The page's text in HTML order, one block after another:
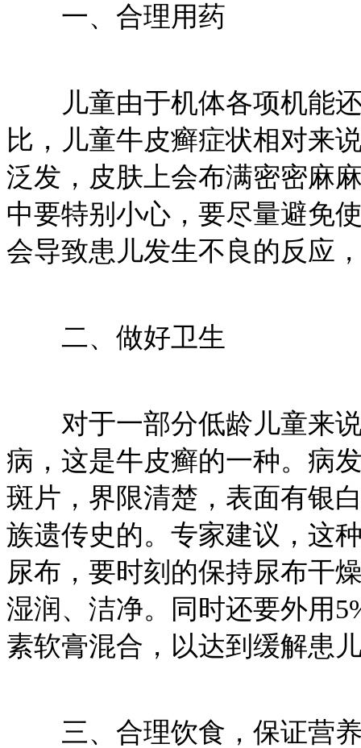
一、合理用药
儿童由于机体各项机能还
比，儿童牛皮癣症状相对来
泛发，皮肤上会布满密密麻
中要特别小心，要尽量避免
会导致患儿发生不良的反应
二、做好卫生
对于一部分低龄儿童来说
病，这是牛皮癣的一种。病
斑片，界限清楚，表面有银
族遗传史的。专家建议，这
尿布，要时刻的保持尿布干
湿润、洁净。同时还要外用
素软膏混合，以达到缓解患
三、合理饮食，保证营